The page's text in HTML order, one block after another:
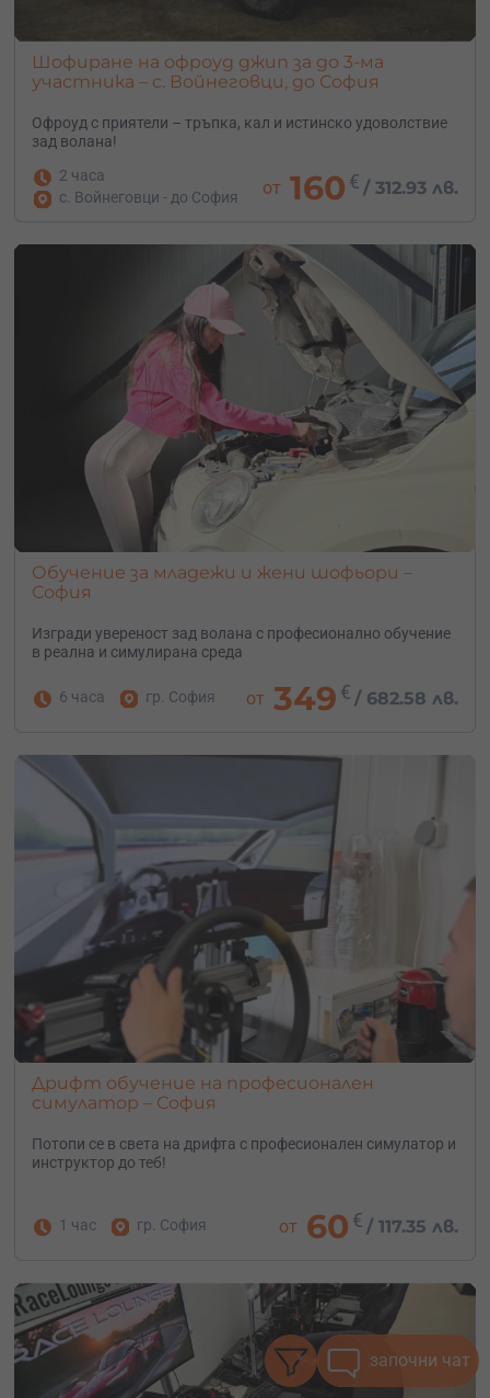
Шофиране на офроуд джип за до 3-ма
участника – с. Войнеговци, до София
Офроуд с приятели – тръпка, кал и истинско удоволствие
зад волана!
2 часа
с. Войнеговци - до София
от 160 € /312.93 лв.
Обучение за младежи и жени шофьори –
София
Изгради увереност зад волана с професионално обучение
в реална и симулирана среда
6 часа гр. София от 349 € /682.58 лв.
Дрифт обучение на професионален
симулатор – София
Потопи се в света на дрифта с професионален симулатор и
инструктор до теб!
1 час гр. София от 60 € / 117.35 лв.
започни чат